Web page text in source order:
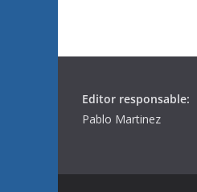
Editor responsable:
Pablo Martinez